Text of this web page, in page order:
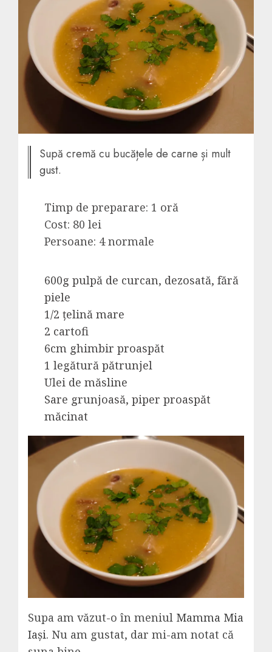
Supă cremă cu bucățele de carne și mult
gust.
Timp de preparare: 1 oră
Cost: 80 lei
Persoane: 4 normale
600g pulpă de curcan, dezosată, fără
piele
1/2 țelină mare
2 cartofi
6cm ghimbir proaspăt
1 legătură pătrunjel
Ulei de măsline
Sare grunjoasă, piper proaspăt
măcinat
Supa am văzut-o în meniul Mamma Mia
Iași. Nu am gustat, dar mi-am notat că